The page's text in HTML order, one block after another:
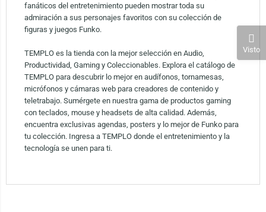
fanáticos del entretenimiento pueden mostrar toda su
admiración a sus personajes favoritos con su colección de
figuras y juegos Funko.
TEMPLO es la tienda con la mejor selección en Audio,
Productividad, Gaming y Coleccionables. Explora el catálogo de
TEMPLO para descubrir lo mejor en audífonos, tornamesas,
micrófonos y cámaras web para creadores de contenido y
teletrabajo. Sumérgete en nuestra gama de productos gaming
con teclados, mouse y headsets de alta calidad. Además,
encuentra exclusivas agendas, posters y lo mejor de Funko para
tu colección. Ingresa a TEMPLO donde el entretenimiento y la
tecnología se unen para ti.
Visto